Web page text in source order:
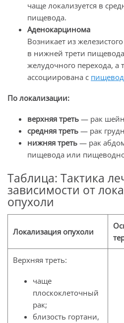
чаще локализуется в
пищевода.
Аденокарцинома
Возникает из
в нижней трети
желудочного перехода, а
ассоциирована с
По локализации:
верхняя треть — рак
средняя треть — рак
нижняя треть — рак
пищевода или
Таблица: Тактика
зависимости от
опухоли
Локализация опухоли
Верхняя треть:
чаще
плоскоклеточный
рак;
близость гортани,